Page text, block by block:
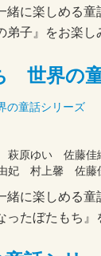
緒に楽しめる
子』をお楽し
世界の
の童話シリーズ
萩原ゆい 佐
妃 村上馨 佐藤
緒に楽しめる
たぼたもち』